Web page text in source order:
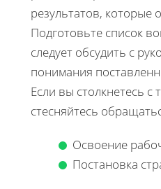
результатов, которые
Подготовьте список
следует обсудить с
понимания
Если вы столкнетесь с
стесняйтесь
Освоение
Постановка